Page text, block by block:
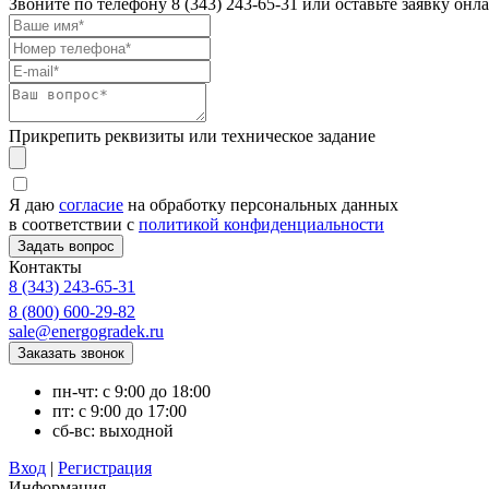
Прикрепить реквизиты или техническое задание
Я даю согласие на обработку персональных данных
в соответствии с политикой конфиденциальности
Контакты
8 (343) 243-65-31
8 (800) 600-29-82
sale@energogradek.ru
пн-чт: с 9:00 до 18:00
пт: с 9:00 до 17:00
сб-вс: выходной
Вход | Регистрация